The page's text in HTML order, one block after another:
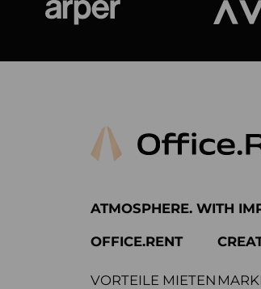
ATMOSPHERE. WITH
OFFICE.RENT
VORTEILE MIETEN